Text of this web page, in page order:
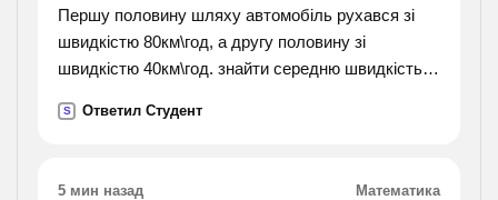
Першу половину шляху автомобіль рухався зі
швидкістю 80км\год, а другу половину зі
швидкістю 40км\год. знайти середню швидкість
S Ответил Студент
5 мин назад Математика